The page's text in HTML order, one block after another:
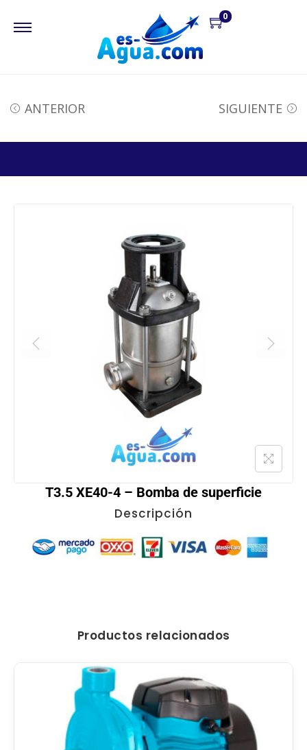
0
ANTERIOR SIGUIENTE
T3.5 XE40-4 – Bomba de superficie
Descripción
Productos relacionados